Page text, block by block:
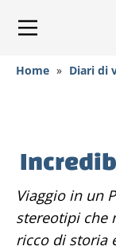
Home » Diari di
Viaggio in un Paese antico, molto lontano dagli
stereotipi che
ricco di storia